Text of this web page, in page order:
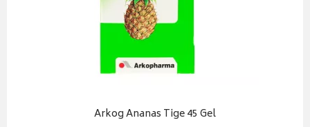
Arkog Ananas Tige 45 Gel